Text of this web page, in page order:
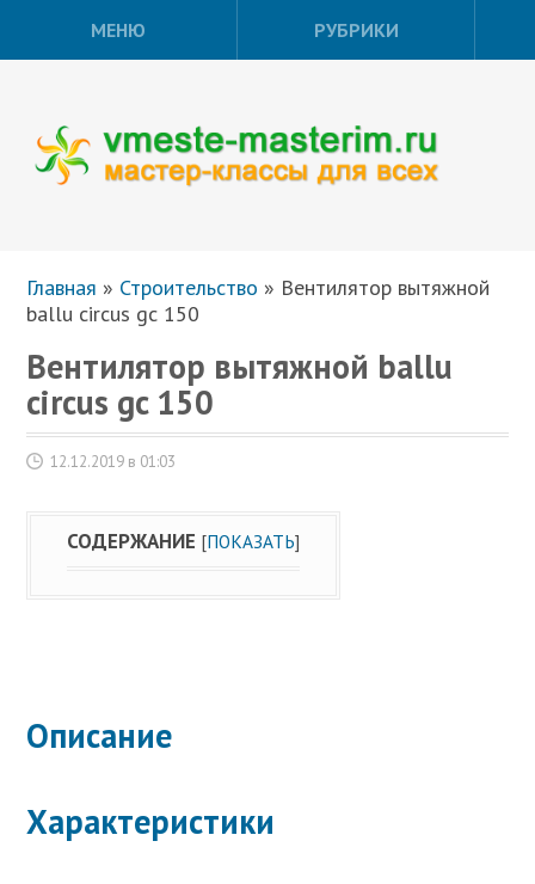
МЕНЮ РУБРИКИ
Главная » Строительство » Вентилятор вытяжной
ballu circus gc 150
Вентилятор вытяжной ballu
circus gc 150
12.12.2019 в 01:03
СОДЕРЖАНИЕ [ПОКАЗАТЬ]
Описание
Характеристики